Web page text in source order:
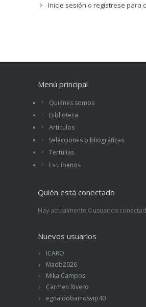
Inicie sesión o regístrese para
Menú principal
Quiénes somos
Biblioteca
Artículos
Selecciones bibliográficas
Tertulias
Escríbenos
Quién está conectado
Hay actualmente 0 usuarios
Nuevos usuarios
ICARO
Madb2026
Mika Campos
Carmen Rivero
egnaldobarrosvip40